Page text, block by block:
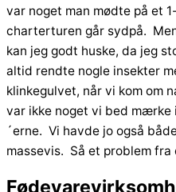
var noget man mødte på et
charterturen går sydpå.
kan jeg godt huske, da jeg
altid rendte nogle insekter
klinkegulvet, når vi kom om
var ikke noget vi bed mærke
´erne. Vi havde jo også
massevis. Så et problem fra